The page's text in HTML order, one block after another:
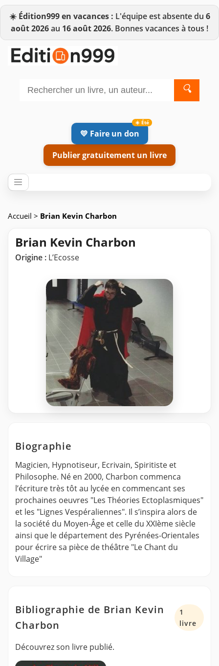
☀️ Édition999 en vacances : L'équipe est absente du 6
août 2026au 16 août 2026. Bonnes vacances à tous !
🔍
💛 Faire un don
Publier gratuitement un livre
Accueil > Brian Kevin Charbon
Brian Kevin Charbon
Origine : L’Ecosse
Biographie
Magicien, Hypnotiseur, Ecrivain, Spiritiste et
Philosophe. Né en 2000, Charbon commenca
l’écriture très tôt au lycée en commencant ses
prochaines oeuvres "Les Théories Ectoplasmiques"
et les "Lignes Vespéraliennes". Il s’inspira alors de
la société du Moyen-Âge et celle du XXIème siècle
ainsi que le département des Pyrénées-Orientales
pour écrire sa pièce de théâtre "Le Chant du
Village"
Bibliographie de Brian Kevin
Charbon
1
livre
Découvrez son livre publié.